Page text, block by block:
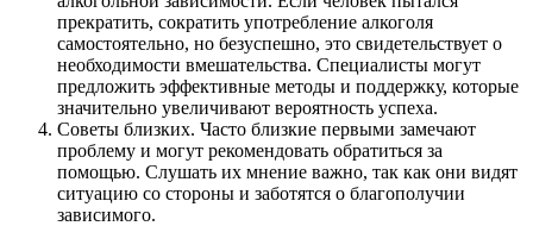
прекратить, сократить употребление алкоголя
самостоятельно, но безуспешно, это свидетельствует о
необходимости вмешательства. Специалисты могут
предложить эффективные методы и поддержку, которые
значительно увеличивают вероятность успеха.
Советы близких. Часто близкие первыми замечают
проблему и могут рекомендовать обратиться за
помощью. Слушать их мнение важно, так как они видят
ситуацию со стороны и заботятся о благополучии
зависимого.